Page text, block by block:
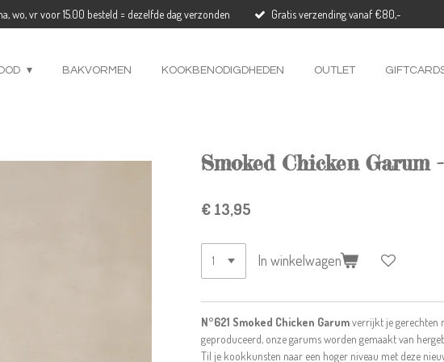
wo, vr voor 15.00 besteld = dezelfde dag verzonden Gratis verzending vanaf €80,-
BAKVORMEN KOOKBENODIGDHEDEN OUTLET
Smoked Chicken Garum
€ 13,95
In winkelwagen
N°621 Smoked Chicken Garumverrijkt je gerechten
geproduceerd, onze garums worden gemaakt van
Til je kookkunsten naar een hoger niveau met deze